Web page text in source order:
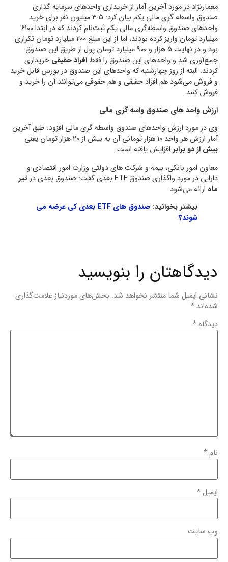
معمارنژاد در مورد آخرین آمار از خریداری واحدهای سرمایه گذاری
صندوق واسطه گری مالی یکم بیان کرد: 3.5 میلیون نفر برای خرید
واحدهای صندوق واسطه‌گری مالی یکم ثبت‌نام کردند که در ابتدا 6100
میلیارد تومان واریز کرده بودند، اما از این مبلغ 200 میلیارد تومان تکراری
بود و در نهایت 5 هزار و 900 میلیارد تومان پول از طریق این صندوق
جمع‌آوری شد و واحدهای این صندوق را فقط افراد حقیقی خریداری
کردند. البته از روز چهارشنبه که واحدهای این صندوق در بورس قابل خرید
و فروش می‌شود هم افراد حقیقی و هم حقوقی می‌توانند آن را خرید و
فروش کنند.
ارزش واحد های صندوق واسه گری مالی
وی در مورد ارزش واحدهای صندوق واسطه گری مالی افزود: طبق آخرین
آمار ارزش هر واحد 10 هزار تومانی آن به بیش از 20 هزار تومان یعنی
بیش از دو برابر افزایش یافته است.
معاون امور بانکی، بیمه و شرکت های دولتی وزارت امور اقتصادی و
دارایی در مورد واگذاری صندوق ETF بعدی گفت: صندوق بعدی در
تیر
ماه ارائه می‌شود.
بیشتر بخوانید:
صندوق های ETF بعدی کی عرضه می
شوند؟
دیدگاهتان را بنویسید
نشانی ایمیل شما منتشر نخواهد شد. بخش‌های موردنیاز علامت‌گذاری
شده‌اند *
دیدگاه *
نام*
ایمیل*
وب‌ سایت